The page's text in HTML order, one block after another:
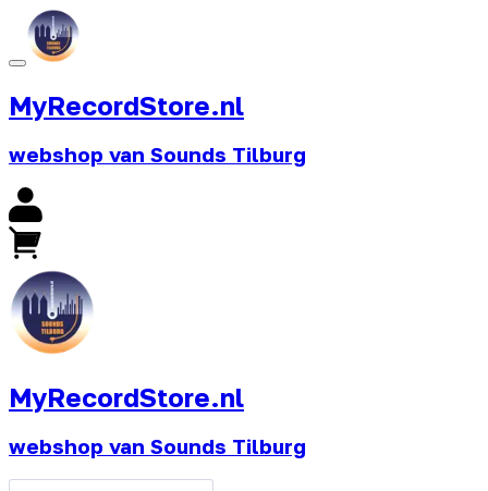
MyRecordStore.nl
webshop van Sounds Tilburg
MyRecordStore.nl
webshop van Sounds Tilburg